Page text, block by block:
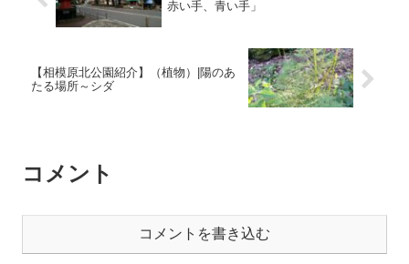
赤い手、青い手」
【相模原北公園紹介】（植物）|陽のあ
たる場所～シダ
コメント
コメントを書き込む